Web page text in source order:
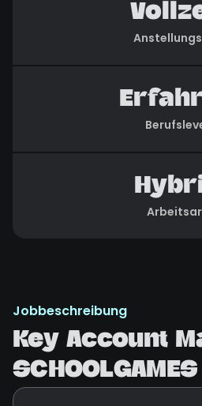
Jobbeschreibung
Key Account